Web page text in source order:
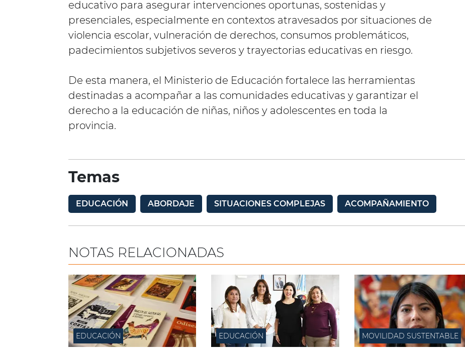
educativo para asegurar intervenciones oportunas, sostenidas y
presenciales, especialmente en contextos atravesados por situaciones de
violencia escolar, vulneración de derechos, consumos problemáticos,
padecimientos subjetivos severos y trayectorias educativas en riesgo.
De esta manera, el Ministerio de Educación fortalece las herramientas
destinadas a acompañar a las comunidades educativas y garantizar el
derecho a la educación de niñas, niños y adolescentes en toda la
provincia.
Temas
EDUCACIÓN ABORDAJE SITUACIONES COMPLEJAS ACOMPAÑAMIENTO
NOTAS RELACIONADAS
EDUCACIÓN EDUCACIÓN MOVILIDAD SUSTENTABLE